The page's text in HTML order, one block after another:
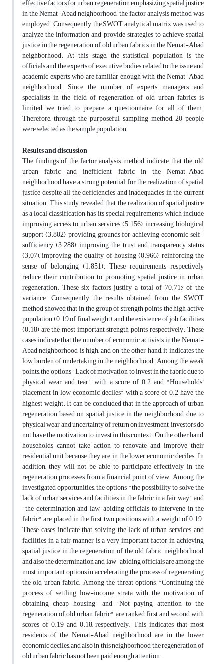
effective factors for urban regeneration emphasizing spatial justice
in the Nemat-Abad neighborhood, the factor analysis method was
employed. Consequently, the SWOT analytical matrix was used to
analyze the information and provide strategies to achieve spatial
justice in the regeneration of old urban fabrics in the Nemat-Abad
neighborhood. At this stage, the statistical population is the
officials and the experts of executive bodies related to the issue and
academic experts who are familiar enough with the Nemat-Abad
neighborhood. Since the number of experts, managers, and
specialists in the field of regeneration of old urban fabrics is
limited, we tried to prepare a questionnaire for all of them.
Therefore, through the purposeful sampling method, 20 people
were selected as the sample population.
Results and discussion
The findings of the factor analysis method indicate that the old
urban fabric and inefficient fabric in the Nemat-Abad
neighborhood have a strong potential for the realization of spatial
justice despite all the deficiencies and inadequacies in the current
situation. This study revealed that the realization of spatial justice
as a local classification has its special requirements, which include
improving access to urban services (5.156), increasing biological
support (3.802), providing grounds for achieving economic self-
sufficiency (3.288), improving the trust and transparency status
(3.07), improving the quality of housing (0.966), reinforcing the
sense of belonging (1.851). These requirements respectively
reduce their contribution to promoting spatial justice in urban
regeneration. These six factors justify a total of 70.71% of the
variance. Consequently, the results obtained from the SWOT
method showed that in the group of strength points, the high active
population (0.19 of final weight), and the existence of job facilities
(0.18) are the most important strength points, respectively. These
cases indicate that the number of economic activists in the Nemat-
Abad neighborhood is high, and on the other hand, it indicates the
low burden of undertaking in the neighborhood. Among the weak
points, the options "Lack of motivation to invest in the fabric due to
physical wear and tear" with a score of 0.2 and "Households'
placement in low economic deciles" with a score of 0.2 have the
highest weight. It can be concluded that in the approach of urban
regeneration based on spatial justice in the neighborhood, due to
physical wear and uncertainty of return on investment, investors do
not have the motivation to invest in this context. On the other hand,
households cannot take action to renovate and improve their
residential unit because they are in the lower economic deciles. In
addition, they will not be able to participate effectively in the
regeneration processes from a financial point of view. Among the
investigated opportunities, the options "the possibility to solve the
lack of urban services and facilities in the fabric in a fair way" and
"the determination and law-abiding officials to intervene in the
fabric" are placed in the first two positions with a weight of 0.19.
These cases indicate that solving the lack of urban services and
facilities in a fair manner is a very important factor in achieving
spatial justice in the regeneration of the old fabric neighborhood,
and also the determination and law-abiding officials are among the
most important options in accelerating the process of regenerating
the old urban fabric. Among the threat options, "Continuing the
process of settling low-income strata with the motivation of
obtaining cheap housing" and "Not paying attention to the
regeneration of old urban fabric" are ranked first and second with
scores of 0.19 and 0.18, respectively. This indicates that most
residents of the Nemat-Abad neighborhood are in the lower
economic deciles, and also in this neighborhood, the regeneration of
old urban fabric has not been paid enough attention.